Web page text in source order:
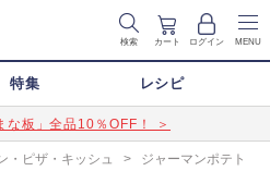
検索 カート ログイン MENU
特集 レシピ
な板」全品10％OFF！ ＞
・ピザ・キッシュ >
ジャーマンポテト